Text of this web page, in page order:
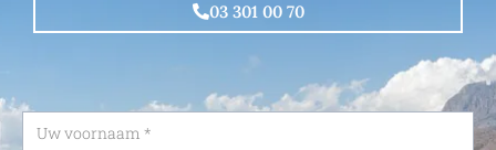
03 301 00 70